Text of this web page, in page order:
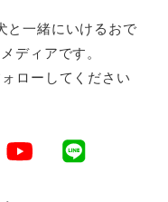
と一緒にいけるおで
ディアです。
ローしてください